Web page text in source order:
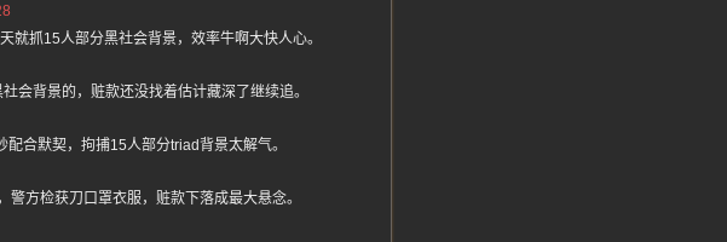
抓15人部分黑社会背景，效率牛啊大快人心。
会背景的，赃款还没找着估计藏深了继续追。
合默契，拘捕15人部分triad背景太解气。
方检获刀口罩衣服，赃款下落成最大悬念。